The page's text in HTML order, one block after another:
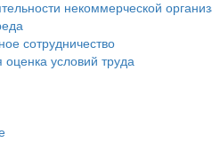
некоммерческой
сотрудничество
условий труда